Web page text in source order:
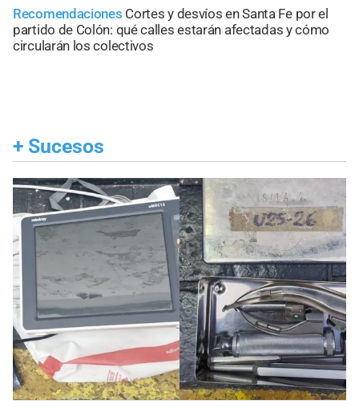
Recomendaciones Cortes y desvíos en Santa Fe por el
partido de Colón: qué calles estarán afectadas y cómo
circularán los colectivos
+ Sucesos